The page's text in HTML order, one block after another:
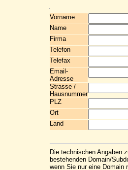
Vorname
Name
Firma
Telefon
Telefax
Email-
Adresse
Strasse /
Hausnummer
PLZ
Ort
Land
Die technischen Angaben
bestehenden Domain/
wenn Sie nur eine Domain